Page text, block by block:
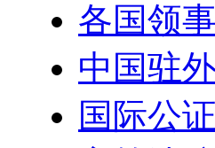
各国领
中国驻
国际公